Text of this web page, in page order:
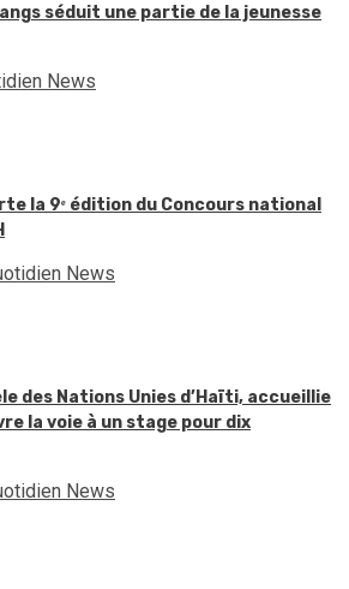
séduit une partie de la jeunesse
News
la 9ᵉ édition du Concours national
News
des Nations Unies d’Haïti, accueillie
la voie à un stage pour dix
News